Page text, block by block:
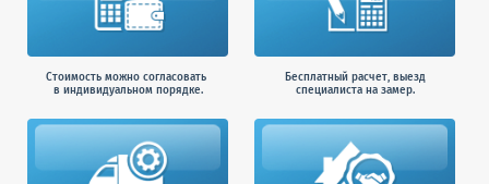
Стоимость можно согласовать
в индивидуальном порядке.
Бесплатный расчет, выезд
специалиста на замер.